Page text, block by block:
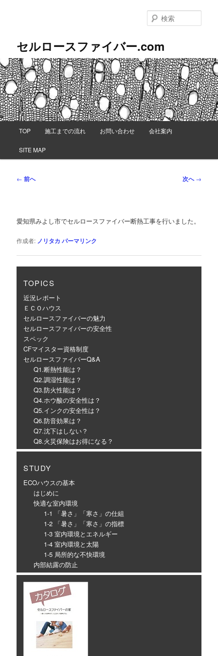
ン
ツ
へ
移
動
セルロースファイバー.com
索
TOP 施工までの流れ お問い合わせ 会社案内
SITE MAP
投
ゲ
シ
← 前へ 次へ→
愛知県みよし市でセルロースファイバー断熱工事を行いました。
作成者: ノリタカ パーマリンク
TOPICS
近況レポート
ＥＣＯハウス
セルロースファイバーの魅力
セルロースファイバーの安全性
スペック
CFマイスター資格制度
セルロースファイバーQ&A
Q1.断熱性能は？
Q2.調湿性能は？
Q3.防火性能は？
Q4.ホウ酸の安全性は？
Q5.インクの安全性は？
Q6.防音効果は？
Q7.沈下はしない？
Q8.火災保険はお得になる？
STUDY
ECOハウスの基本
はじめに
快適な室内環境
1-1 「暑さ」「寒さ」の仕組
1-2 「暑さ」「寒さ」の指標
1-3 室内環境とエネルギー
1-4 室内環境と太陽
1-5 局所的な不快環境
内部結露の防止